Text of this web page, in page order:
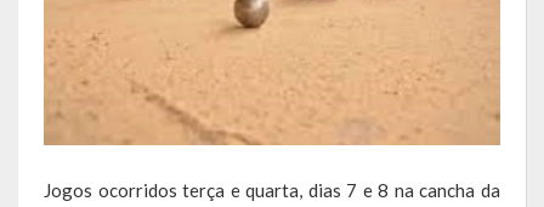
Conselhos Municipais
Secretarias
Administração, Fazenda e Planejamento
Desenvolvimento Econômico
Jogos ocorridos terça e quarta, dias 7 e 8 na cancha da